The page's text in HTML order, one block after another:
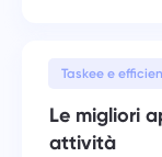
Taskee e
Le migliori
attività